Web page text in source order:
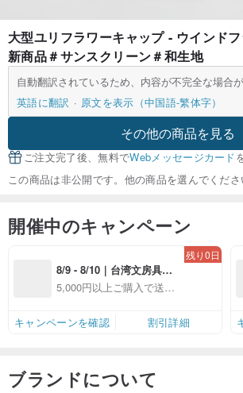
大型ユリフラワーキャップ - ウインド
新商品＃サンスクリーン＃和生地
自動翻訳されているため、内容が不完全な場合が
英語に翻訳
原文を表示（中国語-繁体字）
その他の商品を見る
ご注文完了後、無料でWebメッセージカード
この商品は非公開です。他の商品を選んでくださ
開催中のキャンペーン
8/9 - 8/10｜台湾文房具の
日｜対象ショップ5,000円
以上（送料別）ご購入で
5,000円以上ご購入で送料
定）
残り0日
キャンペーンを確認 割引詳細
ブランドについて